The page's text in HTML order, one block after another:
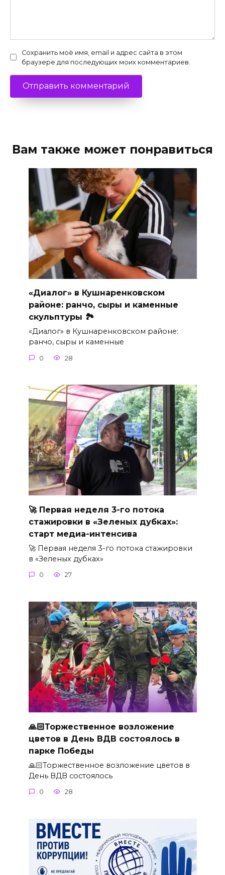
Сохранить моё имя, email и адрес сайта в этом
браузере для последующих моих комментариев.
Вам также может понравиться
«Диалог» в Кушнаренковском
районе: ранчо, сыры и каменные
скульптуры 🏞
«Диалог» в Кушнаренковском районе:
ранчо, сыры и каменные
0 28
🚀 Первая неделя 3-го потока
стажировки в «Зеленых дубках»:
старт медиа-интенсива
🚀 Первая неделя 3-го потока стажировки
в «Зеленых дубках»
0 27
🙏🏻Торжественное возложение
цветов в День ВДВ состоялось в
парке Победы
🙏🏻Торжественное возложение цветов в
День ВДВ состоялось
0 28